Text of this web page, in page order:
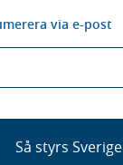
via e-post
Så styrs Sverige